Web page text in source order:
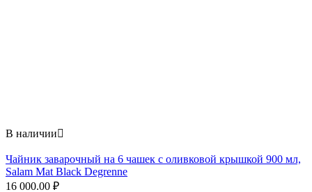
В наличии
Чайник заварочный на 6 чашек с оливковой крышкой 900 мл,
Salam Mat Black Degrenne
16 000.00 ₽